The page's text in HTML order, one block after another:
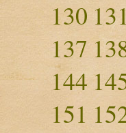
130
137
144
151